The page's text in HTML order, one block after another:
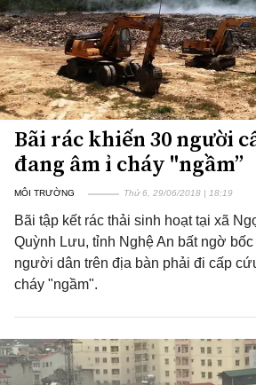
Bãi rác khiến 30 người
đang âm ỉ cháy "ngầm”
MÔI TRƯỜNG Thứ 6, 29/06/2018 | 18:19
Bãi tập kết rác thải sinh hoạt tại xã
Quỳnh Lưu, tỉnh Nghệ An bất ngờ
người dân trên địa bàn phải đi cấp
cháy "ngầm".